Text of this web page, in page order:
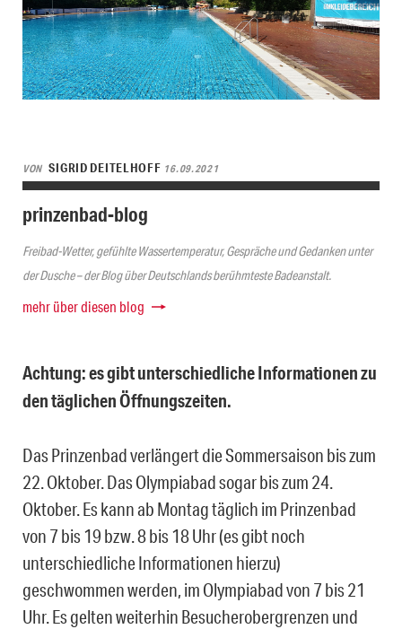
VON SIGRID DEITELHOFF 16.09.2021
prinzenbad-blog
Freibad-Wetter, gefühlte Wassertemperatur, Gespräche und Gedanken unter
der Dusche – der Blog über Deutschlands berühmteste Badeanstalt.
mehr über diesen blog
Achtung: es gibt unterschiedliche Informationen zu
den täglichen Öffnungszeiten.
Das Prinzenbad verlängert die Sommersaison bis zum
22. Oktober. Das Olympiabad sogar bis zum 24.
Oktober. Es kann ab Montag täglich im Prinzenbad
von 7 bis 19 bzw. 8 bis 18 Uhr (es gibt noch
unterschiedliche Informationen hierzu)
geschwommen werden, im Olympiabad von 7 bis 21
Uhr. Es gelten weiterhin Besucherobergrenzen und